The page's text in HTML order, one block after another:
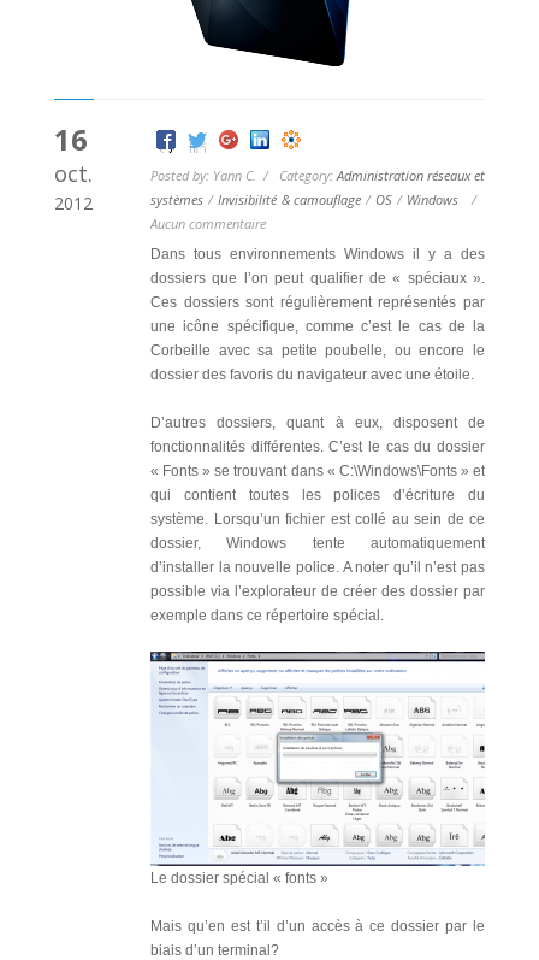
16
oct.
2012
Posted by: Yann C. / Category:Administration réseaux et
systèmes / Invisibilité & camouflage / OS / Windows/
Aucun commentaire
Dans tous environnements Windows il y a des
dossiers que l’on peut qualifier de « spéciaux ».
Ces dossiers sont régulièrement représentés par
une icône spécifique, comme c’est le cas de la
Corbeille avec sa petite poubelle, ou encore le
dossier des favoris du navigateur avec une étoile.
D’autres dossiers, quant à eux, disposent de
fonctionnalités différentes. C’est le cas du dossier
« Fonts » se trouvant dans « C:\Windows\Fonts » et
qui contient toutes les polices d’écriture du
système. Lorsqu’un fichier est collé au sein de ce
dossier, Windows tente automatiquement
d’installer la nouvelle police. A noter qu’il n’est pas
possible via l’explorateur de créer des dossier par
exemple dans ce répertoire spécial.
Le dossier spécial « fonts »
Mais qu’en est t’il d’un accès à ce dossier par le
biais d’un terminal?